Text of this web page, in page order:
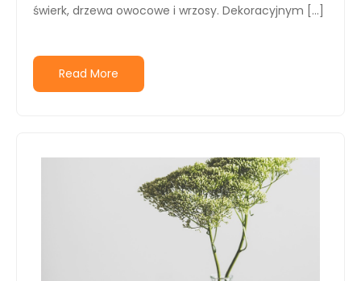
świerk, drzewa owocowe i wrzosy. Dekoracyjnym […]
Read More